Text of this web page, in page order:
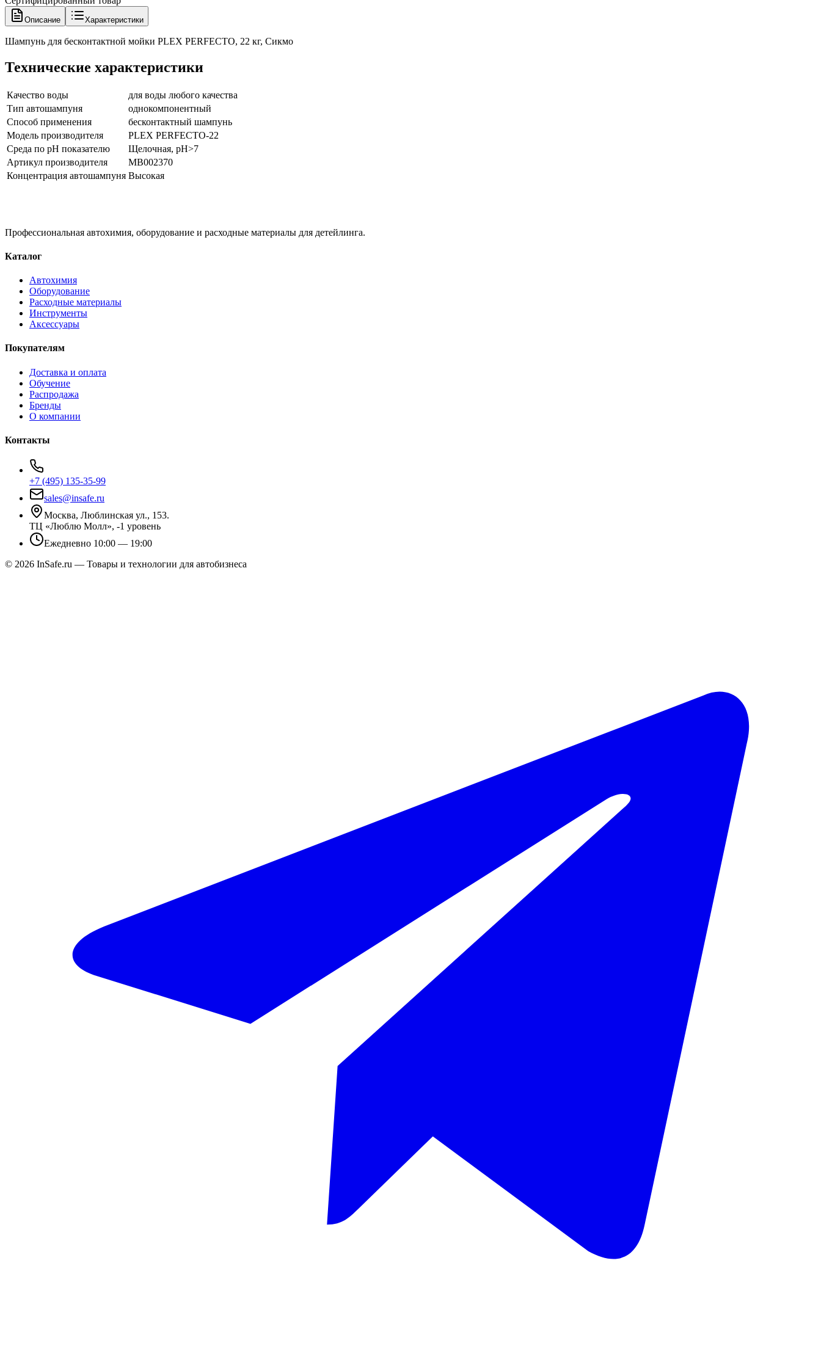
Описание Характеристики
Шампунь для бесконтактной мойки PLEX PERFECTO, 22 кг, Сикмо
Технические характеристики
Качество воды
для воды любого качества
Тип автошампуня
однокомпонентный
Способ применения
бесконтактный шампунь
Модель производителя
PLEX PERFECTO-22
Среда по pH показателю
Щелочная, pH>7
Артикул производителя
МВ002370
Концентрация автошампуня Высокая
Профессиональная автохимия, оборудование и расходные материалы для детейлинга.
Каталог
Автохимия
Оборудование
Расходные материалы
Инструменты
Аксессуары
Покупателям
Доставка и оплата
Обучение
Распродажа
Бренды
О компании
Контакты
+7 (495) 135-35-99
sales@insafe.ru
Москва, Люблинская ул., 153.
ТЦ «Люблю Молл», -1 уровень
Ежедневно 10:00 — 19:00
© 2026 InSafe.ru — Товары и технологии для автобизнеса